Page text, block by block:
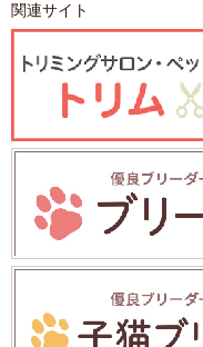
関連サイト